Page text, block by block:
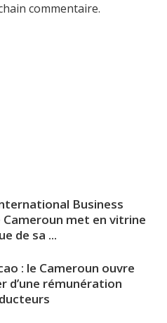
commentaire.
Business
Cameroun met en vitrine
de sa ...
: le Cameroun ouvre
d’une rémunération